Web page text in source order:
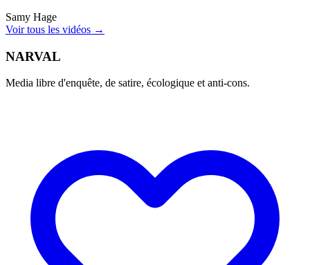
Samy Hage
Voir tous les vidéos →
NARVAL
Media libre d'enquête, de satire, écologique et anti-cons.